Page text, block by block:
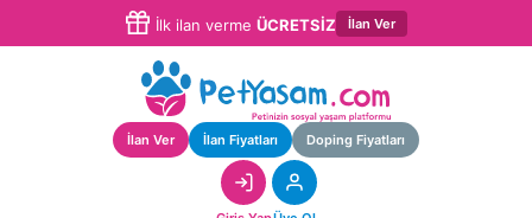
İlk ilan verme ÜCRETSİZ İlan Ver
İlan Ver İlan Fiyatları Doping Fiyatları